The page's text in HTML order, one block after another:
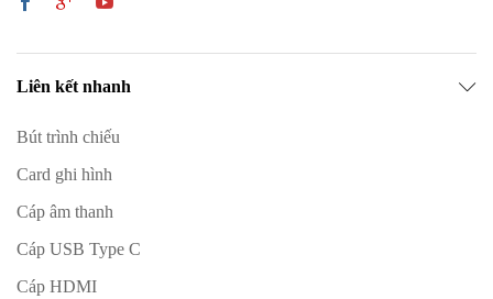
Liên kết nhanh
Bút trình chiếu
Card ghi hình
Cáp âm thanh
Cáp USB Type C
Cáp HDMI